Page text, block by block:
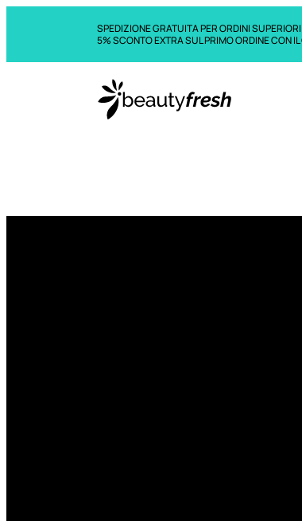
SPEDIZIONE GRATUITA PER ORDINI
5% SCONTO EXTRA SUL PRIMO ORDINE CON